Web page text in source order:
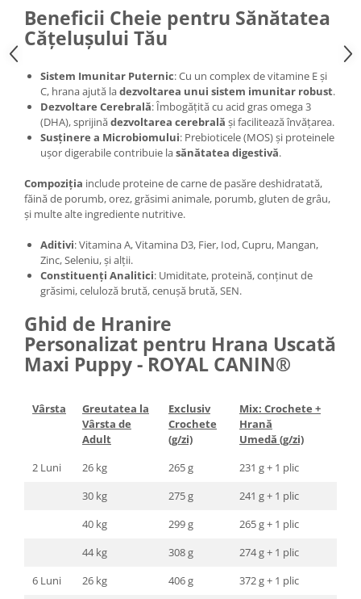
Beneficii Cheie pentru Sănătatea
Cățelușului Tău
Sistem Imunitar Puternic: Cu un complex de vitamine E și
C, hrana ajută ladezvoltarea unui sistem imunitar robust.
Dezvoltare Cerebrală: Îmbogățită cu acid gras omega 3
(DHA), sprijinădezvoltarea cerebrală și facilitează învățarea.
Susținere a Microbiomului: Prebioticele (MOS) și proteinele
ușor digerabile contribuie lasănătatea digestivă.
Compoziția include proteine de carne de pasăre deshidratată,
făină de porumb, orez, grăsimi animale, porumb, gluten de grâu,
și multe alte ingrediente nutritive.
Aditivi: Vitamina A, Vitamina D3, Fier, Iod, Cupru, Mangan,
Zinc, Seleniu, și alții.
Constituenți Analitici: Umiditate, proteină, conținut de
grăsimi, celuloză brută, cenușă brută, SEN.
Ghid de Hranire
Personalizat pentru Hrana Uscată
Maxi Puppy - ROYAL CANIN®
Vârsta
Greutatea la
Vârsta de
Adult
Exclusiv
Crochete
(g/zi)
Mix: Crochete +
Hrană
Umedă (g/zi)
2 Luni
26 kg 265 g
231 g + 1 plic
30 kg
275 g
241 g + 1 plic
40 kg
299 g
265 g + 1 plic
44 kg
308 g
274 g + 1 plic
6 Luni
26 kg 406 g
372 g + 1 plic